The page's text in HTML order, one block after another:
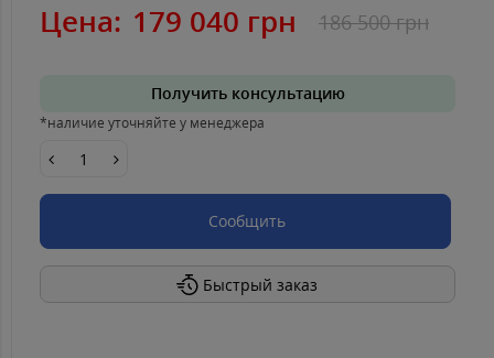
Цена: 179 040 грн 186 500 грн
Получить консультацию
*наличие уточняйте у менеджера
Сообщить
Быстрый заказ